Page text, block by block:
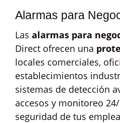
Alarmas para
Las alarmas para
Direct ofrecen una
locales comerciales,
establecimientos
sistemas de detección
accesos y monitoreo
seguridad de tus